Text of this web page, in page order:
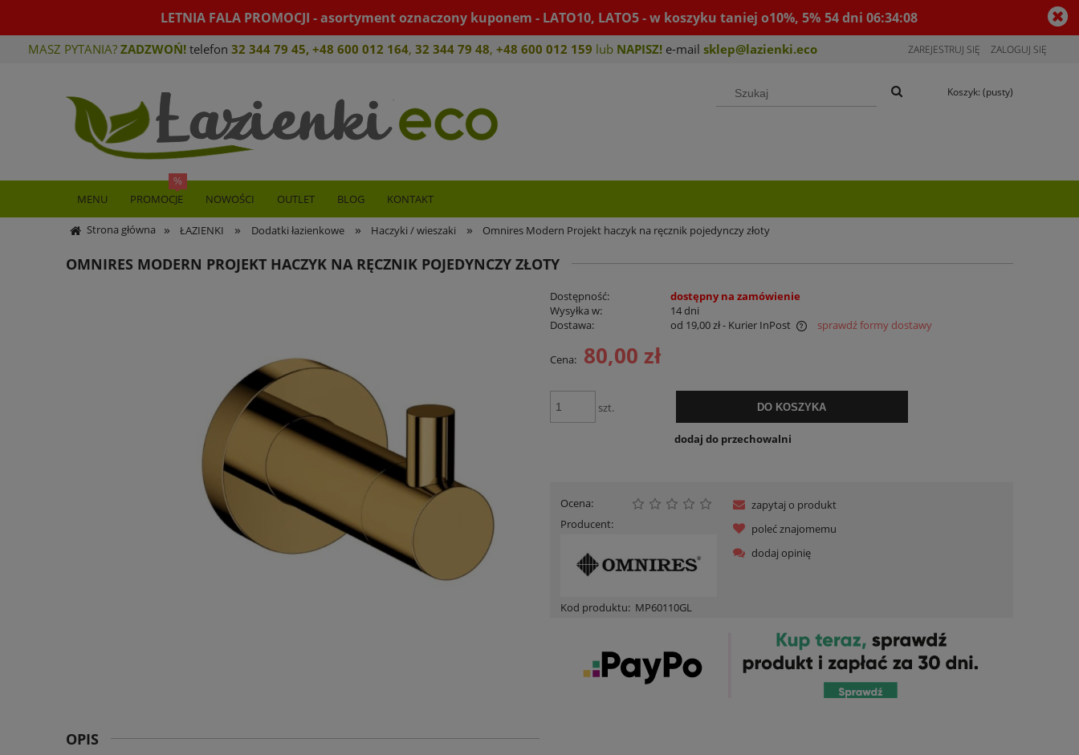
LETNIA FALA PROMOCJI - asortyment oznaczony kuponem - LATO10, LATO5 - w koszyku taniej o10%, 5% 54dni06:34:08
MASZ PYTANIA? ZADZWOŃ! telefon 32 344 79 45, +48 600 012 164, 32 344 79 48, +48 600 012 159 lub NAPISZ! e-mail sklep@lazienki.eco ZAREJESTRUJ SIĘ ZALOGUJ SIĘ
Koszyk: (pusty)
MENU PROMOCJE NOWOŚCI OUTLET BLOG KONTAKT
Strona główna » ŁAZIENKI » Dodatki łazienkowe » Haczyki / wieszaki » Omnires Modern Projekt haczyk na ręcznik pojedynczy złoty
OMNIRES MODERN PROJEKT HACZYK NA RĘCZNIK POJEDYNCZY ZŁOTY
Dostępność:
dostępny na zamówienie
Wysyłka w:
14 dni
Dostawa:
od 19,00 zł- Kurier InPost
Cena nie zawiera ewentualnych kosztów
sprawdź formy dostawy
Cena: 80,00 zł
szt. DO KOSZYKA
dodaj do przechowalni
Ocena:
Producent:
Kod produktu: MP60110GL
zapytaj o produkt
poleć znajomemu
dodaj opinię
OPIS